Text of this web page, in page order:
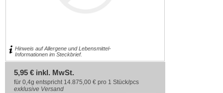
Hinweis auf Allergene und Lebensmittel-
Informationen im Steckbrief.
5,95 € inkl. MwSt.
für 0,4g entspricht 14.875,00 € pro 1 Stück/pcs
exklusive Versand